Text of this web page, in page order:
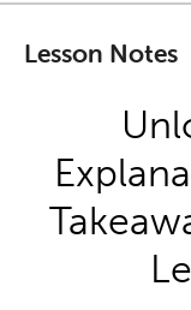
Lesson Notes